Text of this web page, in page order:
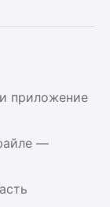
приложение
—